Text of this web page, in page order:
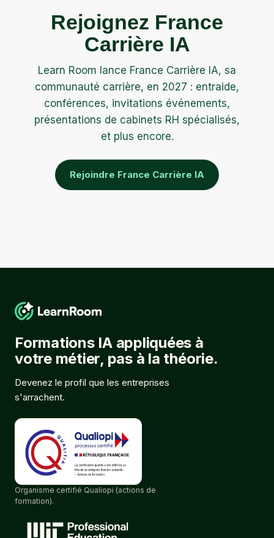
Rejoignez France
Carrière IA
Learn Room lance France Carrière IA, sa
communauté carrière, en 2027 : entraide,
conférences, invitations événements,
présentations de cabinets RH spécialisés,
et plus encore.
Rejoindre France Carrière IA
Formations IA appliquées à
votre métier, pas à la théorie.
Devenez le profil que les entreprises
s'arrachent.
Organisme certifié Qualiopi (actions de
formation).